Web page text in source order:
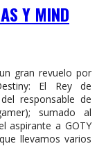
Y MIND
gran revuelo por
El Rey de
responsable de
sumado al
aspirante a GOTY
llevamos varios